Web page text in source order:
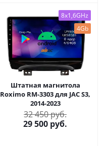
8x1,6GHz
4Gb
Штатная магнитола
Roximo RM-3303 для JAC S3,
2014-2023
32 450 руб.
29 500 руб.